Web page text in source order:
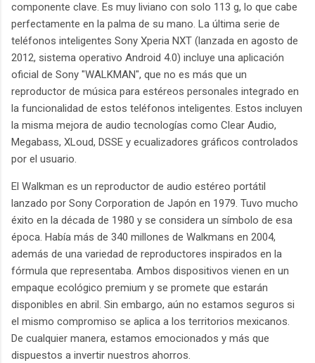
componente clave. Es muy liviano con solo 113 g, lo que cabe
perfectamente en la palma de su mano. La última serie de
teléfonos inteligentes Sony Xperia NXT (lanzada en agosto de
2012, sistema operativo Android 4.0) incluye una aplicación
oficial de Sony "WALKMAN", que no es más que un
reproductor de música para estéreos personales integrado en
la funcionalidad de estos teléfonos inteligentes. Estos incluyen
la misma mejora de audio tecnologías como Clear Audio,
Megabass, XLoud, DSSE y ecualizadores gráficos controlados
por el usuario.
El Walkman es un reproductor de audio estéreo portátil
lanzado por Sony Corporation de Japón en 1979. Tuvo mucho
éxito en la década de 1980 y se considera un símbolo de esa
época. Había más de 340 millones de Walkmans en 2004,
además de una variedad de reproductores inspirados en la
fórmula que representaba. Ambos dispositivos vienen en un
empaque ecológico premium y se promete que estarán
disponibles en abril. Sin embargo, aún no estamos seguros si
el mismo compromiso se aplica a los territorios mexicanos.
De cualquier manera, estamos emocionados y más que
dispuestos a invertir nuestros ahorros.